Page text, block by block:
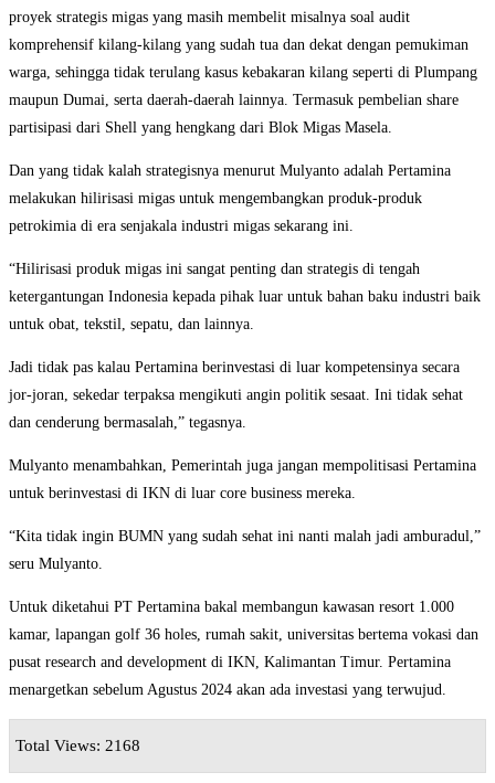
proyek strategis migas yang masih membelit misalnya soal audit
komprehensif kilang-kilang yang sudah tua dan dekat dengan pemukiman
warga, sehingga tidak terulang kasus kebakaran kilang seperti di Plumpang
maupun Dumai, serta daerah-daerah lainnya. Termasuk pembelian share
partisipasi dari Shell yang hengkang dari Blok Migas Masela.
Dan yang tidak kalah strategisnya menurut Mulyanto adalah Pertamina
melakukan hilirisasi migas untuk mengembangkan produk-produk
petrokimia di era senjakala industri migas sekarang ini.
“Hilirisasi produk migas ini sangat penting dan strategis di tengah
ketergantungan Indonesia kepada pihak luar untuk bahan baku industri baik
untuk obat, tekstil, sepatu, dan lainnya.
Jadi tidak pas kalau Pertamina berinvestasi di luar kompetensinya secara
jor-joran, sekedar terpaksa mengikuti angin politik sesaat. Ini tidak sehat
dan cenderung bermasalah,” tegasnya.
Mulyanto menambahkan, Pemerintah juga jangan mempolitisasi Pertamina
untuk berinvestasi di IKN di luar core business mereka.
“Kita tidak ingin BUMN yang sudah sehat ini nanti malah jadi amburadul,”
seru Mulyanto.
Untuk diketahui PT Pertamina bakal membangun kawasan resort 1.000
kamar, lapangan golf 36 holes, rumah sakit, universitas bertema vokasi dan
pusat research and development di IKN, Kalimantan Timur. Pertamina
menargetkan sebelum Agustus 2024 akan ada investasi yang terwujud.
Total Views: 2168